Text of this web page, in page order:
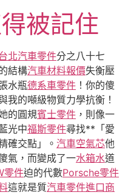
被記住
北汽車零件分之八十七
結構汽車材料報價失衡壓
水瓶德系車零件 ！你的傻
我的噸級物質力學抗衡！
的圓規賓士零件 ，則像一
光中福斯零件尋找**「愛
確交點」。 汽車空氣芯他
氣，而變成了一水箱水道
零件迫的代數Porsche零件
這就是質汽車零件進口商